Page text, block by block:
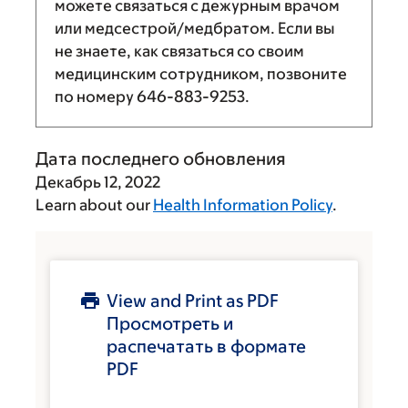
можете связаться с дежурным врачом
или медсестрой/медбратом. Если вы
не знаете, как связаться со своим
медицинским сотрудником, позвоните
по номеру646-883-9253.
Дата последнего обновления
Декабрь 12, 2022
Learn about our Health Information Policy.
View and Print as PDF
Просмотреть и
распечатать в формате
PDF